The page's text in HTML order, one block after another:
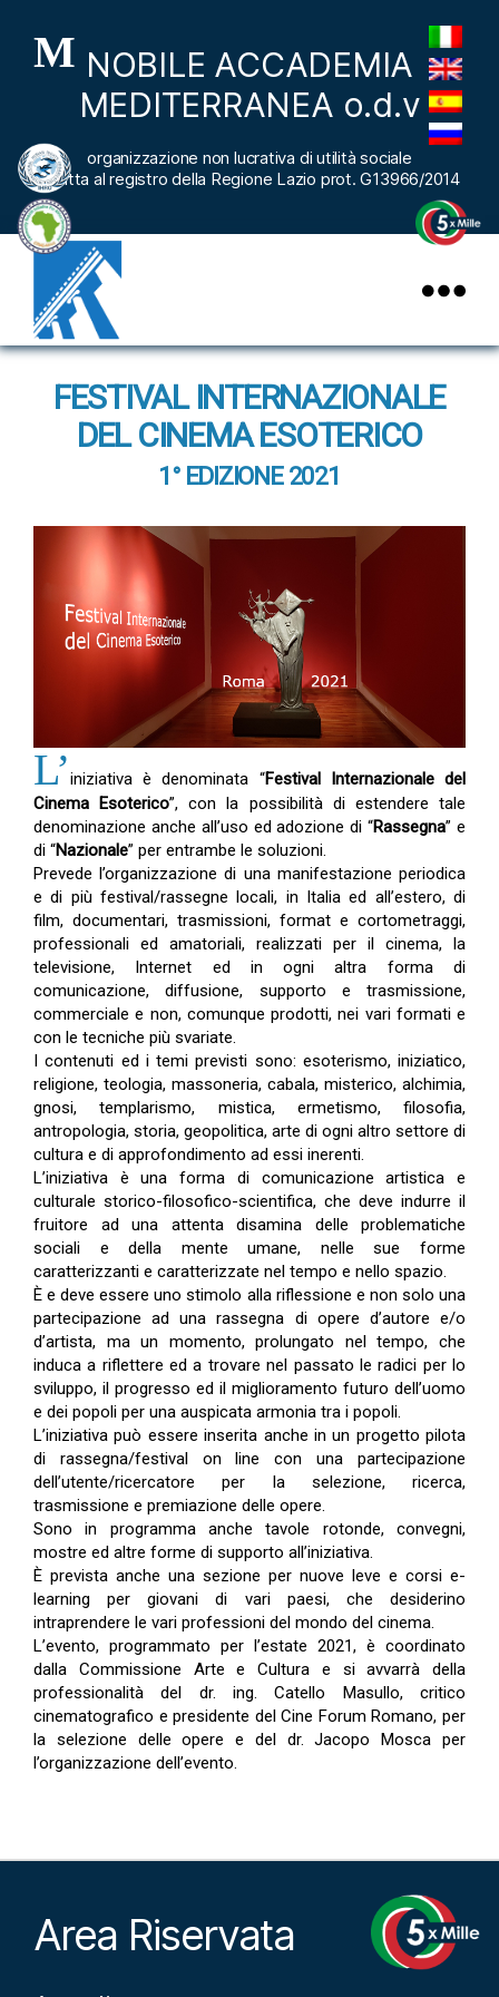
M NOBILE ACCADEMIA
MEDITERRANEA o.d.v
organizzazione non lucrativa di utilità sociale
iscritta al registro della Regione Lazio prot. G13966/2014
nobileaccademiamediterranea
FESTIVAL INTERNAZIONALE
DEL CINEMA ESOTERICO
1° EDIZIONE 2021
L’iniziativa è denominata “Festival Internazionale del
Cinema Esoterico”, con la possibilità di estendere tale
denominazione anche all’uso ed adozione di “Rassegna” e
di “Nazionale” per entrambe le soluzioni.
Prevede l’organizzazione di una manifestazione periodica
e di più festival/rassegne locali, in Italia ed all’estero, di
film, documentari, trasmissioni, format e cortometraggi,
professionali ed amatoriali, realizzati per il cinema, la
televisione, Internet ed in ogni altra forma di
comunicazione, diffusione, supporto e trasmissione,
commerciale e non, comunque prodotti, nei vari formati e
con le tecniche più svariate.
I contenuti ed i temi previsti sono: esoterismo, iniziatico,
religione, teologia, massoneria, cabala, misterico, alchimia,
gnosi, templarismo, mistica, ermetismo, filosofia,
antropologia, storia, geopolitica, arte di ogni altro settore di
cultura e di approfondimento ad essi inerenti.
L’iniziativa è una forma di comunicazione artistica e
culturale storico-filosofico-scientifica, che deve indurre il
fruitore ad una attenta disamina delle problematiche
sociali e della mente umane, nelle sue forme
caratterizzanti e caratterizzate nel tempo e nello spazio.
È e deve essere uno stimolo alla riflessione e non solo una
partecipazione ad una rassegna di opere d’autore e/o
d’artista, ma un momento, prolungato nel tempo, che
induca a riflettere ed a trovare nel passato le radici per lo
sviluppo, il progresso ed il miglioramento futuro dell’uomo
e dei popoli per una auspicata armonia tra i popoli.
L’iniziativa può essere inserita anche in un progetto pilota
di rassegna/festival on line con una partecipazione
dell’utente/ricercatore per la selezione, ricerca,
trasmissione e premiazione delle opere.
Sono in programma anche tavole rotonde, convegni,
mostre ed altre forme di supporto all’iniziativa.
È prevista anche una sezione per nuove leve e corsi e-
learning per giovani di vari paesi, che desiderino
intraprendere le vari professioni del mondo del cinema.
L’evento, programmato per l’estate 2021, è coordinato
dalla Commissione Arte e Cultura e si avvarrà della
professionalità del dr. ing. Catello Masullo, critico
cinematografico e presidente del Cine Forum Romano, per
la selezione delle opere e del dr. Jacopo Mosca per
l’organizzazione dell’evento.
Area Riservata